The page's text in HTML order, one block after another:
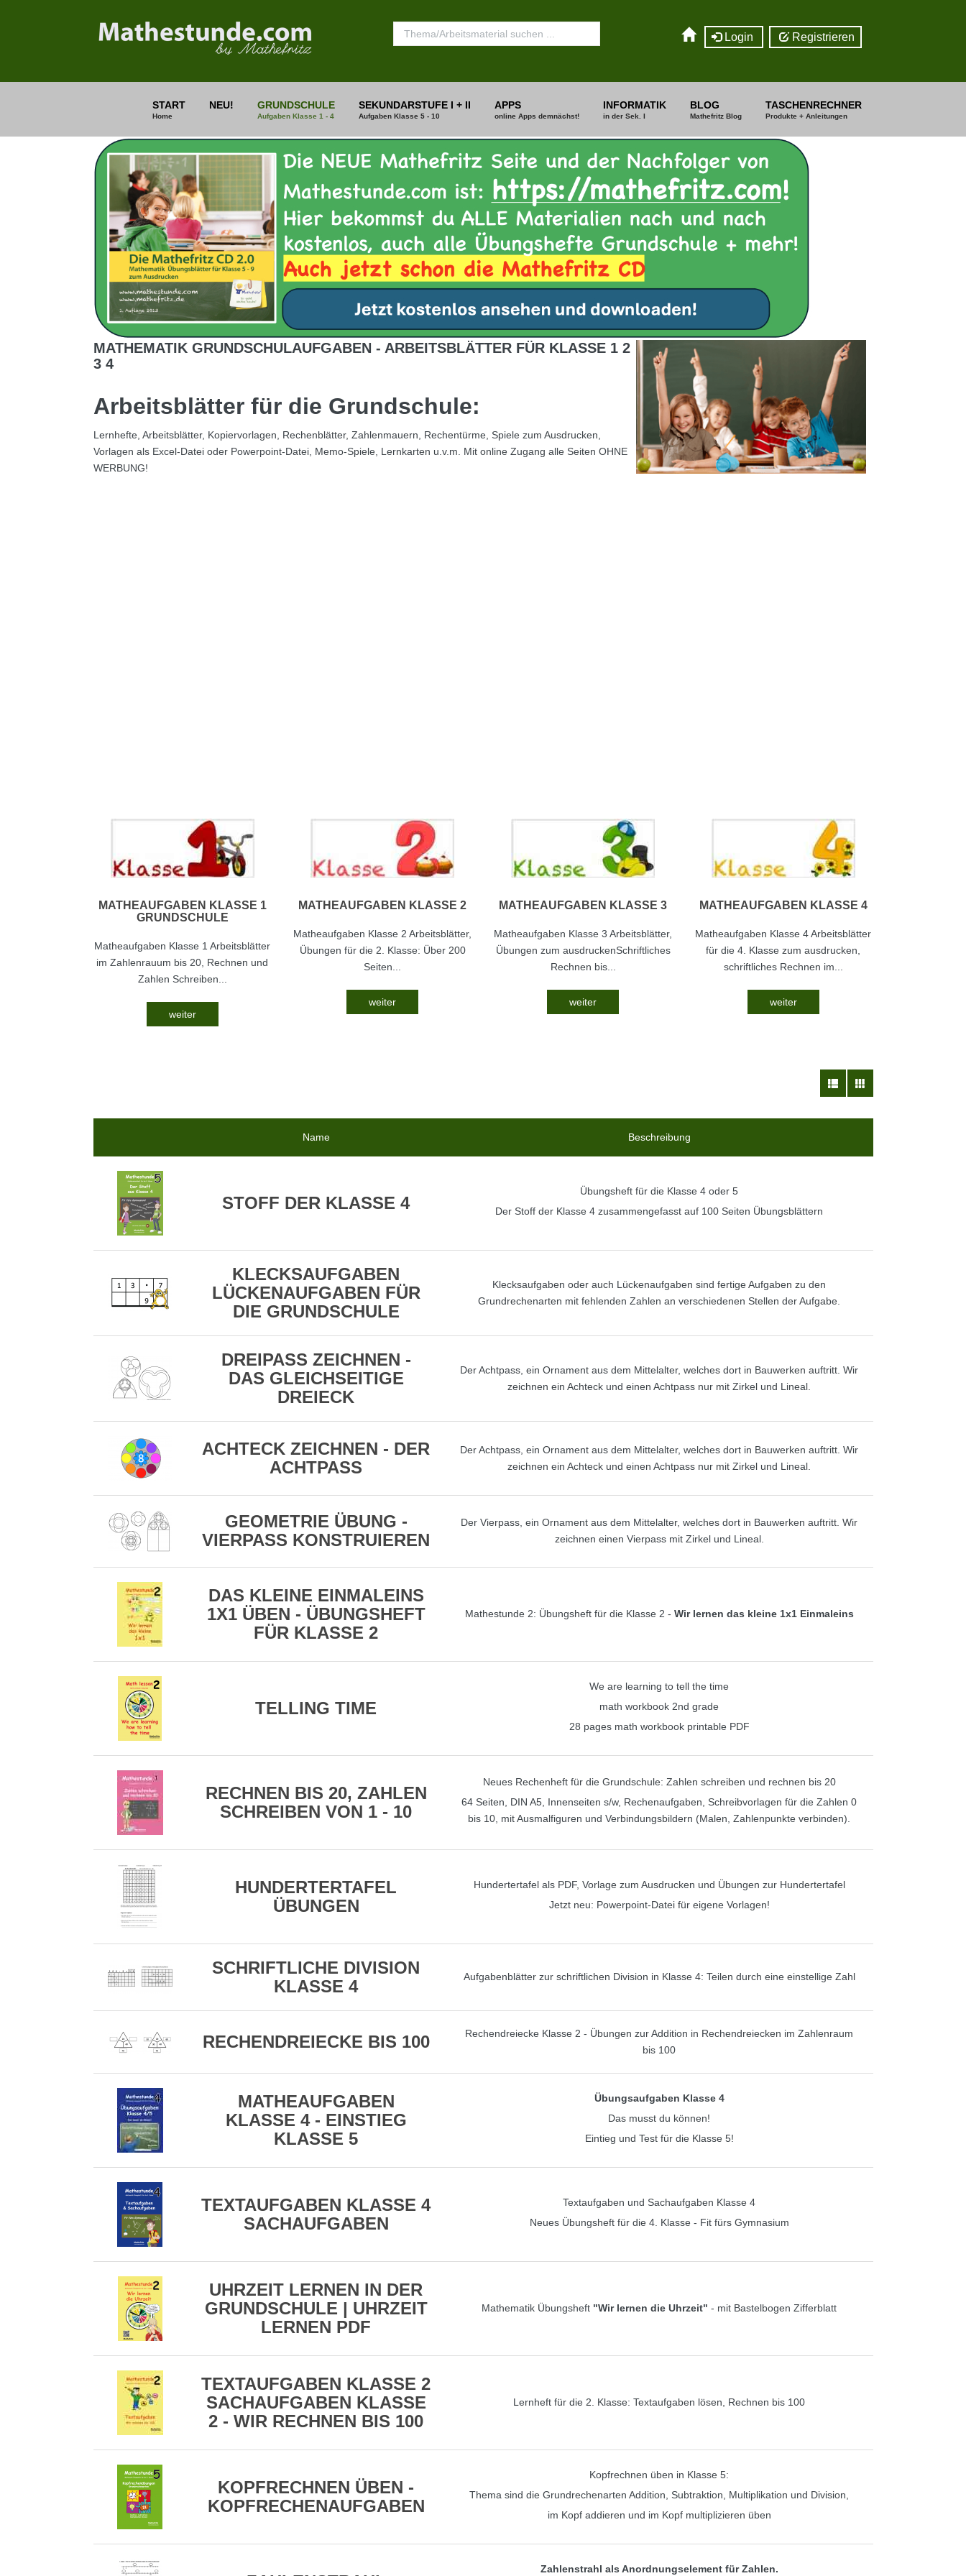
Login Registrieren
START
Home
NEU! GRUNDSCHULE
Aufgaben Klasse 1 - 4
SEKUNDARSTUFE I + II
Aufgaben Klasse 5 - 10
APPS
online Apps demnächst!
INFORMATIK
in der Sek. I
BLOG
Mathefritz Blog
TASCHENRECHNER
Produkte + Anleitungen
MATHEMATIK GRUNDSCHULAUFGABEN - ARBEITSBLÄTTER FÜR KLASSE 1 2
3 4
Arbeitsblätter für die Grundschule:
Lernhefte, Arbeitsblätter, Kopiervorlagen, Rechenblätter, Zahlenmauern, Rechentürme, Spiele zum Ausdrucken,
Vorlagen als Excel-Datei oder Powerpoint-Datei, Memo-Spiele, Lernkarten u.v.m. Mit online Zugang alle Seiten OHNE
WERBUNG!
MATHEAUFGABEN KLASSE 1
GRUNDSCHULE
Matheaufgaben Klasse 1 Arbeitsblätter
im Zahlenrauum bis 20, Rechnen und
Zahlen Schreiben...
weiter
MATHEAUFGABEN KLASSE 2
Matheaufgaben Klasse 2 Arbeitsblätter,
Übungen für die 2. Klasse: Über 200
Seiten...
weiter
MATHEAUFGABEN KLASSE 3
Matheaufgaben Klasse 3 Arbeitsblätter,
Übungen zum ausdruckenSchriftliches
Rechnen bis...
weiter
MATHEAUFGABEN KLASSE 4
Matheaufgaben Klasse 4 Arbeitsblätter
für die 4. Klasse zum ausdrucken,
schriftliches Rechnen im...
weiter
Name Beschreibung
STOFF DER KLASSE 4
Übungsheft für die Klasse 4 oder 5
Der Stoff der Klasse 4 zusammengefasst auf 100 Seiten Übungsblättern
KLECKSAUFGABEN
LÜCKENAUFGABEN FÜR
DIE GRUNDSCHULE
Klecksaufgaben oder auch Lückenaufgaben sind fertige Aufgaben zu den
Grundrechenarten mit fehlenden Zahlen an verschiedenen Stellen der Aufgabe.
DREIPASS ZEICHNEN -
DAS GLEICHSEITIGE
DREIECK
Der Achtpass, ein Ornament aus dem Mittelalter, welches dort in Bauwerken auftritt. Wir
zeichnen ein Achteck und einen Achtpass nur mit Zirkel und Lineal.
ACHTECK ZEICHNEN - DER
ACHTPASS
Der Achtpass, ein Ornament aus dem Mittelalter, welches dort in Bauwerken auftritt. Wir
zeichnen ein Achteck und einen Achtpass nur mit Zirkel und Lineal.
GEOMETRIE ÜBUNG -
VIERPASS KONSTRUIEREN
Der Vierpass, ein Ornament aus dem Mittelalter, welches dort in Bauwerken auftritt. Wir
zeichnen einen Vierpass mit Zirkel und Lineal.
DAS KLEINE EINMALEINS
1X1 ÜBEN - ÜBUNGSHEFT
FÜR KLASSE 2
Mathestunde 2: Übungsheft für die Klasse 2 - Wir lernen das kleine 1x1 Einmaleins
TELLING TIME
We are learning to tell the time
math workbook 2nd grade
28 pages math workbook printable PDF
RECHNEN BIS 20, ZAHLEN
SCHREIBEN VON 1 - 10
Neues Rechenheft für die Grundschule: Zahlen schreiben und rechnen bis 20
64 Seiten, DIN A5, Innenseiten s/w, Rechenaufgaben, Schreibvorlagen für die Zahlen 0
bis 10, mit Ausmalfiguren und Verbindungsbildern (Malen, Zahlenpunkte verbinden).
HUNDERTERTAFEL
ÜBUNGEN
Hundertertafel als PDF, Vorlage zum Ausdrucken und Übungen zur Hundertertafel
Jetzt neu: Powerpoint-Datei für eigene Vorlagen!
SCHRIFTLICHE DIVISION
KLASSE 4
Aufgabenblätter zur schriftlichen Division in Klasse 4: Teilen durch eine einstellige Zahl
RECHENDREIECKE BIS 100
Rechendreiecke Klasse 2 - Übungen zur Addition in Rechendreiecken im Zahlenraum
bis 100
MATHEAUFGABEN
KLASSE 4 - EINSTIEG
KLASSE 5
Übungsaufgaben Klasse 4
Das musst du können!
Eintieg und Test für die Klasse 5!
TEXTAUFGABEN KLASSE 4
SACHAUFGABEN
Textaufgaben und Sachaufgaben Klasse 4
Neues Übungsheft für die 4. Klasse - Fit fürs Gymnasium
UHRZEIT LERNEN IN DER
GRUNDSCHULE | UHRZEIT
LERNEN PDF
Mathematik Übungsheft "Wir lernen die Uhrzeit" - mit Bastelbogen Zifferblatt
TEXTAUFGABEN KLASSE 2
SACHAUFGABEN KLASSE
2 - WIR RECHNEN BIS 100
Lernheft für die 2. Klasse: Textaufgaben lösen, Rechnen bis 100
KOPFRECHNEN ÜBEN -
KOPFRECHENAUFGABEN
Kopfrechnen üben in Klasse 5:
Thema sind die Grundrechenarten Addition, Subtraktion, Multiplikation und Division,
im Kopf addieren und im Kopf multiplizieren üben
Zahlenstrahl als Anordnungselement für Zahlen.